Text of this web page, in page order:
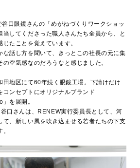
口眼鏡さんの「めがねづくりワークショッ
当してくださった職人さんたち全員から、と
たことを覚えています。
な話し方を聞いて、きっとこの社長の元に集
空気感なのだろうなと感じました。
田地区にて60年続く眼鏡工場。下請けだけ
コンセプトにオリジナルブランド
を展開。
口さんは、RENEW実行委員長として、河
て、新しい風を吹き込ませる若者たちの下支